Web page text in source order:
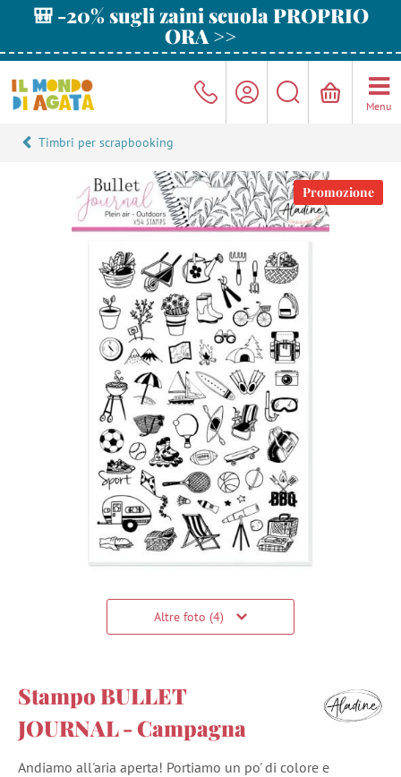
🎒 -20% sugli zaini scuola PROPRIO
ORA >>
Menu
Timbri per scrapbooking
Promozione
Altre foto (4)
Stampo BULLET
JOURNAL - Campagna
Andiamo all'aria aperta! Portiamo un po' di colore e